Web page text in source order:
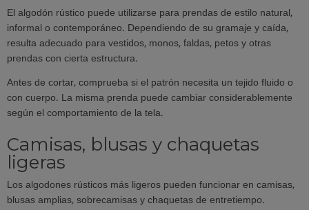
El algodón rústico puede utilizarse para prendas de estilo natural,
informal o contemporáneo. Dependiendo de su gramaje y caída,
resulta adecuado para vestidos, monos, faldas, petos y otras
prendas con cierta estructura.
Antes de cortar, comprueba si el patrón necesita un tejido fluido o
con cuerpo. La misma prenda puede cambiar considerablemente
según el comportamiento de la tela.
Camisas, blusas y chaquetas
ligeras
Los algodones rústicos más ligeros pueden funcionar en camisas,
blusas amplias, sobrecamisas y chaquetas de entretiempo.